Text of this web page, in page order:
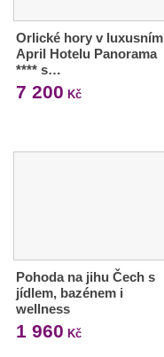
Orlické hory v luxusním
April Hotelu Panorama
**** s…
7 200 Kč
Pohoda na jihu Čech s
jídlem, bazénem i
wellness
1 960 Kč